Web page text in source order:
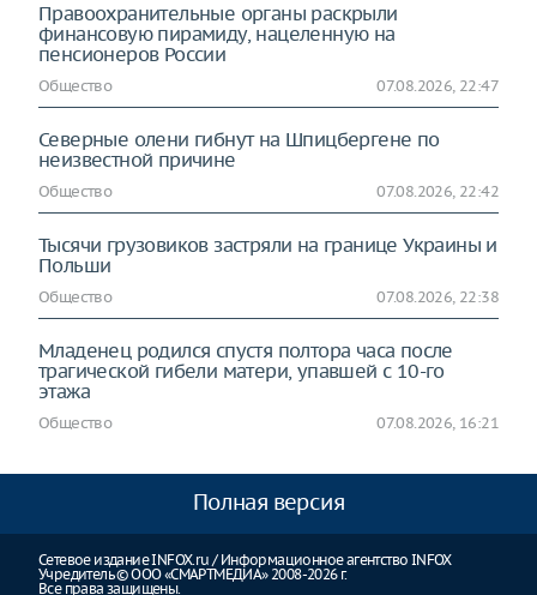
Правоохранительные органы раскрыли
финансовую пирамиду, нацеленную на
пенсионеров России
Общество 07.08.2026, 22:47
Северные олени гибнут на Шпицбергене по
неизвестной причине
Общество 07.08.2026, 22:42
Тысячи грузовиков застряли на границе Украины и
Польши
Общество 07.08.2026, 22:38
Младенец родился спустя полтора часа после
трагической гибели матери, упавшей с 10-го
этажа
Общество 07.08.2026, 16:21
Полная версия
Сетевое издание INFOX.ru / Информационное агентство INFOX
Учредитель © ООО «СМАРТМЕДИА» 2008-2026 г.
Все права защищены.